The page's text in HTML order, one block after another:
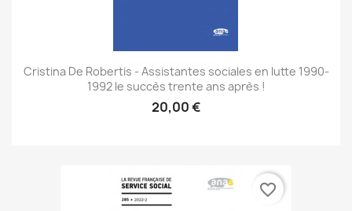
Cristina De Robertis - Assistantes sociales en lutte 1990-
1992 le succès trente ans après !
20,00 €
favorite_border